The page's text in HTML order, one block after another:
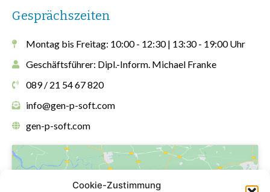
Cookie-Zustimmung
Gesprächszeiten
Montag bis Freitag: 10:00 - 12:30 | 13:30 - 19:00 Uhr
Geschäftsführer: Dipl.-Inform. Michael Franke
089 / 21 54 67 820
info@gen-p-soft.com
gen-p-soft.com